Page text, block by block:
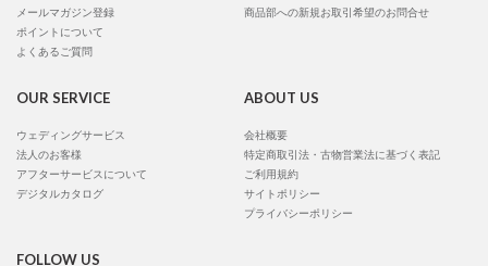
メールマガジン登録
ポイントについて
よくあるご質問
商品部への新規お取引希望のお問合せ
OUR SERVICE
ウェディングサービス
法人のお客様
アフターサービスについて
デジタルカタログ
ABOUT US
会社概要
特定商取引法・古物営業法に基づく表記
ご利用規約
サイトポリシー
プライバシーポリシー
FOLLOW US